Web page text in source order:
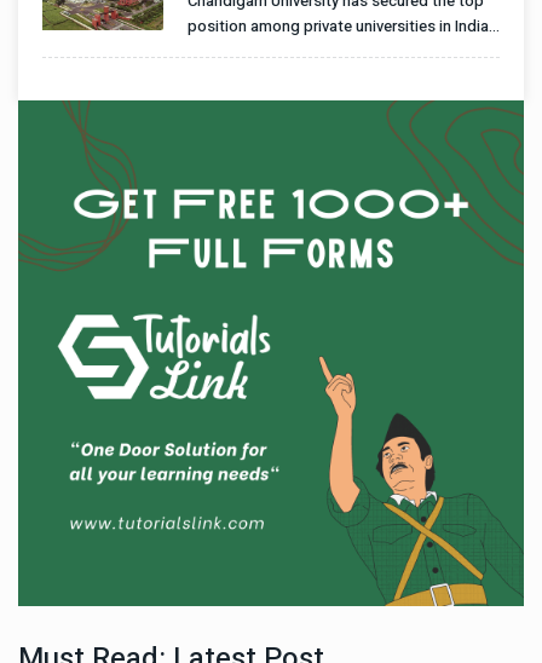
position among private universities in India
in the QS Asia University Ranking 2024.